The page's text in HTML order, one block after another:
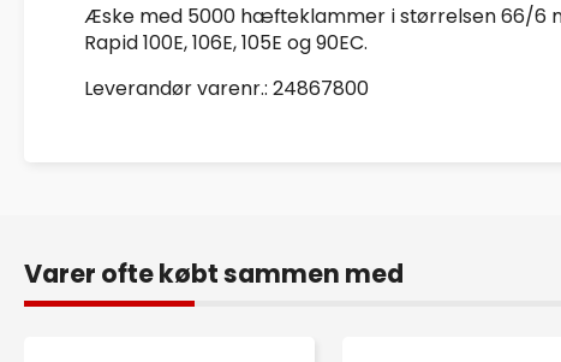
Æske med 5000 hæfteklammer i størrelsen 66/6
Rapid 100E, 106E, 105E og 90EC.
Leverandør varenr.: 24867800
Varer ofte købt sammen med